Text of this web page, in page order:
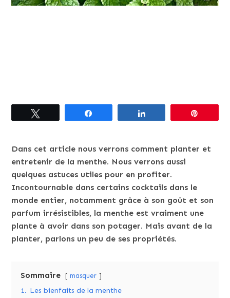
Dans cet article nous verrons comment planter et
entretenir de la menthe. Nous verrons aussi
quelques astuces utiles pour en profiter.
Incontournable dans certains cocktails dans le
monde entier, notamment grâce à son goût et son
parfum irrésistibles, la menthe est vraiment une
plante à avoir dans son potager. Mais avant de la
planter, parlons un peu de ses propriétés.
Sommaire masquer
1. Les bienfaits de la menthe